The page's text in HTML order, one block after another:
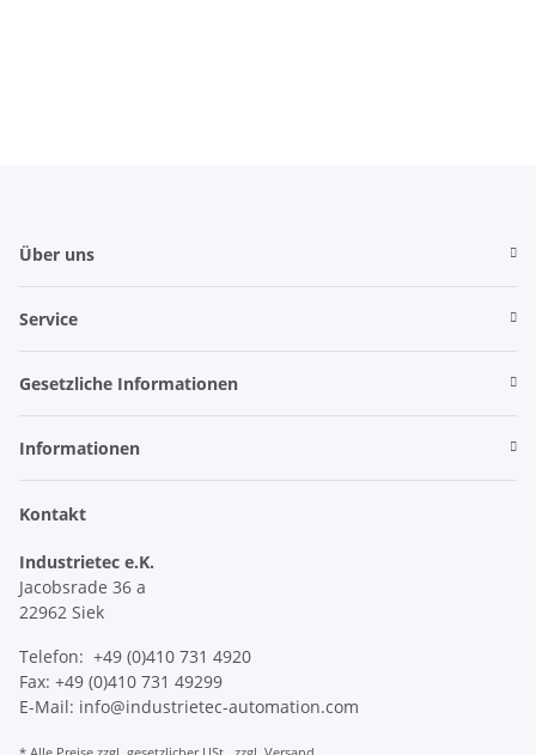
Über uns
Service
Gesetzliche Informationen
Informationen
Kontakt
Industrietec e.K.
Jacobsrade 36 a
22962 Siek
Telefon: +49 (0)410 731 4920
Fax: +49 (0)410 731 49299
E-Mail: info@industrietec-automation.com